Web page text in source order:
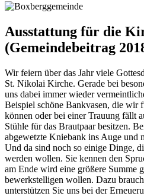
Ausstattung für die
(Gemeindebeitrag
Wir feiern über das Jahr viele
St. Nikolai Kirche. Gerade bei
uns dabei immer wieder
Beispiel schöne Bankvasen, die wir
können oder bei einer Trauung fällt
Stühle für das Brautpaar besitzen.
abgewetzte Kniebank ins Auge und
Und da sind noch so einige Dinge,
werden wollen. Sie kennen den
am Ende wird eine größere Summe
bewerkstelligen wollen. Dazu
unterstützen Sie uns bei der